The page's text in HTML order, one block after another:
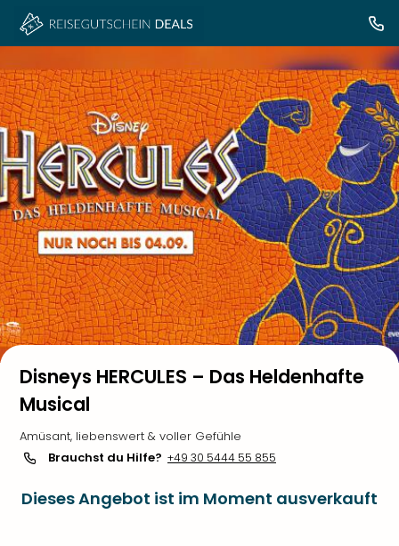
Disneys HERCULES – Das Heldenhafte
Musical
Amüsant, liebenswert & voller Gefühle
Brauchst du Hilfe? +49 30 5444 55 855
Dieses Angebot ist im Moment ausverkauft